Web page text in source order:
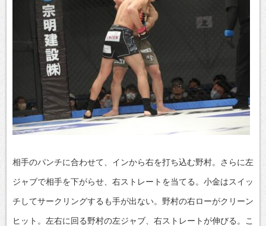
相手のパンチに合わせて、インから右を打ち込む野村。さらに左
ジャブで相手を下がらせ、右ストレートを当てる。小金はスイッ
チしてサークリングするも手が出ない。野村の右ローがクリーン
ヒット。左右に回る野村の左ジャブ、右ストレートが伸びる。こ